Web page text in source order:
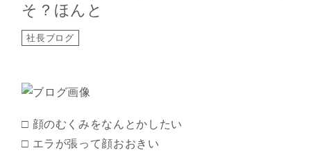
そ？ほんと
社長ブログ
□ 顔のむくみをなんとかしたい
□ エラが張って顔おおきい